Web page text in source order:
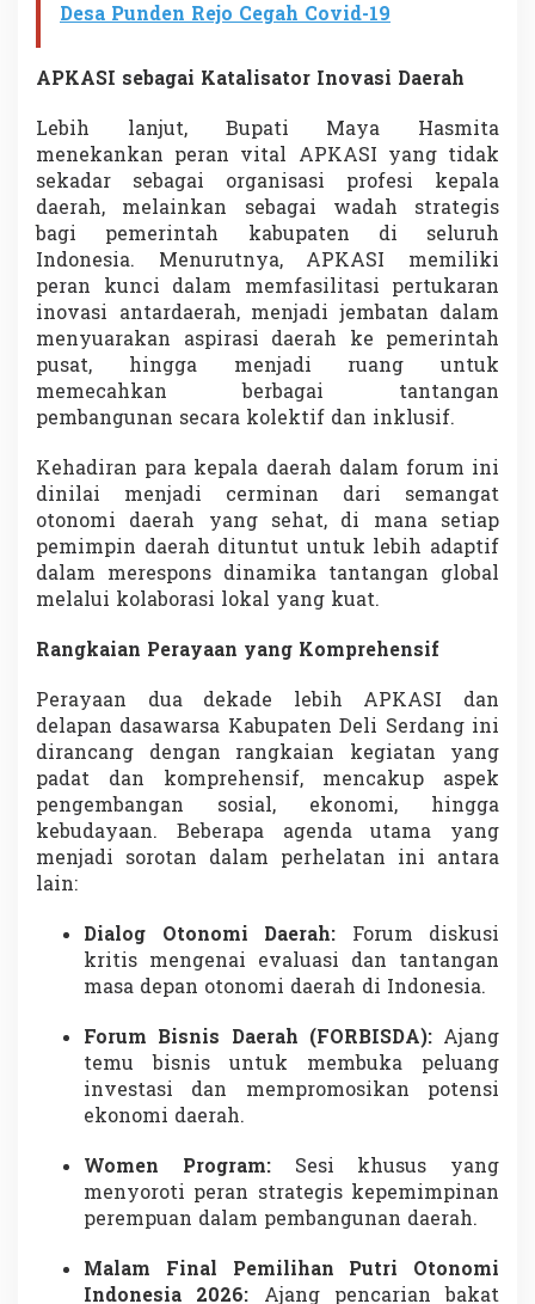
n
Desa Punden Rejo Cegah Covid-19
APKASI sebagai Katalisator Inovasi Daerah
Lebih lanjut, Bupati Maya Hasmita
menekankan peran vital APKASI yang tidak
sekadar sebagai organisasi profesi kepala
daerah, melainkan sebagai wadah strategis
bagi pemerintah kabupaten di seluruh
Indonesia. Menurutnya, APKASI memiliki
peran kunci dalam memfasilitasi pertukaran
inovasi antardaerah, menjadi jembatan dalam
menyuarakan aspirasi daerah ke pemerintah
pusat, hingga menjadi ruang untuk
memecahkan berbagai tantangan
pembangunan secara kolektif dan inklusif.
Kehadiran para kepala daerah dalam forum ini
dinilai menjadi cerminan dari semangat
otonomi daerah yang sehat, di mana setiap
pemimpin daerah dituntut untuk lebih adaptif
dalam merespons dinamika tantangan global
melalui kolaborasi lokal yang kuat.
Rangkaian Perayaan yang Komprehensif
Perayaan dua dekade lebih APKASI dan
delapan dasawarsa Kabupaten Deli Serdang ini
dirancang dengan rangkaian kegiatan yang
padat dan komprehensif, mencakup aspek
pengembangan sosial, ekonomi, hingga
kebudayaan. Beberapa agenda utama yang
menjadi sorotan dalam perhelatan ini antara
lain:
Dialog Otonomi Daerah: Forum diskusi
kritis mengenai evaluasi dan tantangan
masa depan otonomi daerah di Indonesia.
Forum Bisnis Daerah (FORBISDA):Ajang
temu bisnis untuk membuka peluang
investasi dan mempromosikan potensi
ekonomi daerah.
Women Program:Sesi khusus yang
menyoroti peran strategis kepemimpinan
perempuan dalam pembangunan daerah.
Malam Final Pemilihan Putri Otonomi
Indonesia 2026: Ajang pencarian bakat